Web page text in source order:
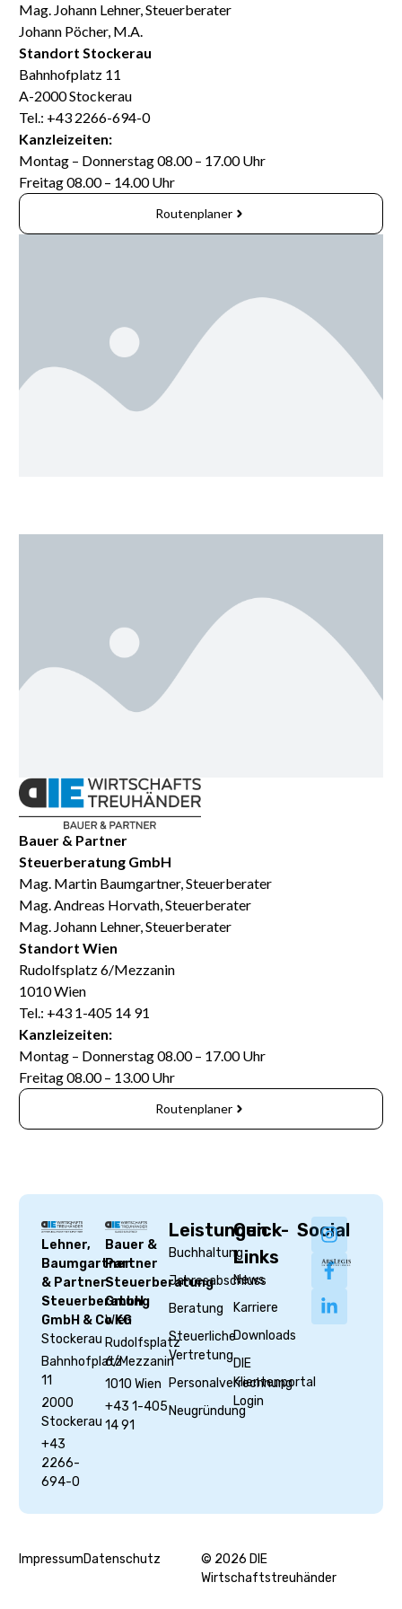
Mag. Johann Lehner, Steuerberater
Johann Pöcher, M.A.
Standort Stockerau
Bahnhofplatz 11
A-2000 Stockerau
Tel.: +43 2266-694-0
Kanzleizeiten:
Montag – Donnerstag 08.00 – 17.00 Uhr
Freitag 08.00 – 14.00 Uhr
Routenplaner
Bauer & Partner
Steuerberatung GmbH
Mag. Martin Baumgartner, Steuerberater
Mag. Andreas Horvath, Steuerberater
Mag. Johann Lehner, Steuerberater
Standort Wien
Rudolfsplatz 6/Mezzanin
1010 Wien
Tel.: +43 1-405 14 91
Kanzleizeiten:
Montag – Donnerstag 08.00 – 17.00 Uhr
Freitag 08.00 – 13.00 Uhr
Routenplaner
Lehner,
Baumgartner
& Partner
Steuerberatung
GmbH & Co KG
Stockerau
Bahnhofplatz
11
2000
Stockerau
+43
2266-
694-0
Bauer &
Partner
Steuerberatung
GmbH
Wien
Rudolfsplatz
6/Mezzanin
1010 Wien
+43 1-405
14 91
Leistungen
Buchhaltung
Jahresabschluss
Beratung
Steuerliche
Vertretung
Personalverrechnung
Neugründung
Quick-
Links
News
Karriere
Downloads
DIE
Klientenportal
Login
Social
ImpressumDatenschutz
© 2026 DIE
Wirtschaftstreuhänder